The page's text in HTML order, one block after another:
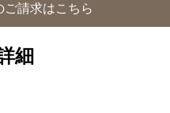
ご請求はこちら
細